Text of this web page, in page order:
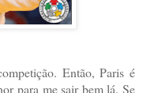
Então, Paris é
para me sair bem lá. Se